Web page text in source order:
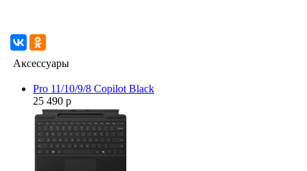
Аксессуары
Pro 11/10/9/8 Copilot Black
25 490 р